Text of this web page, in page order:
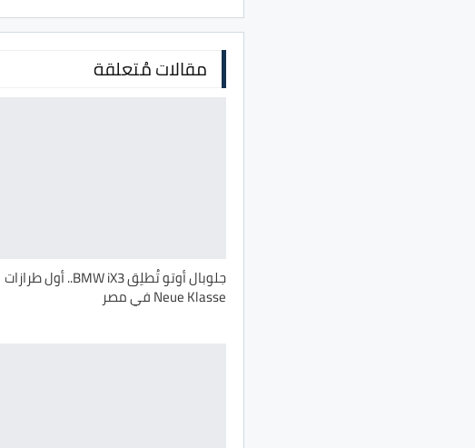
مقالات مُتعلقة
جلوبال أوتو تُطلِق BMW iX3.. أول طرازات
Neue Klasse في مصر